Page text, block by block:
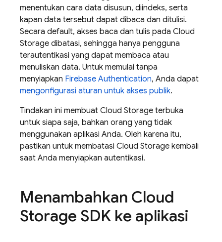
menentukan cara data disusun, diindeks, serta
kapan data tersebut dapat dibaca dan ditulisi.
Secara default, akses baca dan tulis pada Cloud
Storage dibatasi, sehingga hanya pengguna
terautentikasi yang dapat membaca atau
menuliskan data. Untuk memulai tanpa
menyiapkan Firebase Authentication, Anda dapat
mengonfigurasi aturan untuk akses publik.
Tindakan ini membuat Cloud Storage terbuka
untuk siapa saja, bahkan orang yang tidak
menggunakan aplikasi Anda. Oleh karena itu,
pastikan untuk membatasi Cloud Storage kembali
saat Anda menyiapkan autentikasi.
Menambahkan Cloud
Storage SDK ke aplikasi